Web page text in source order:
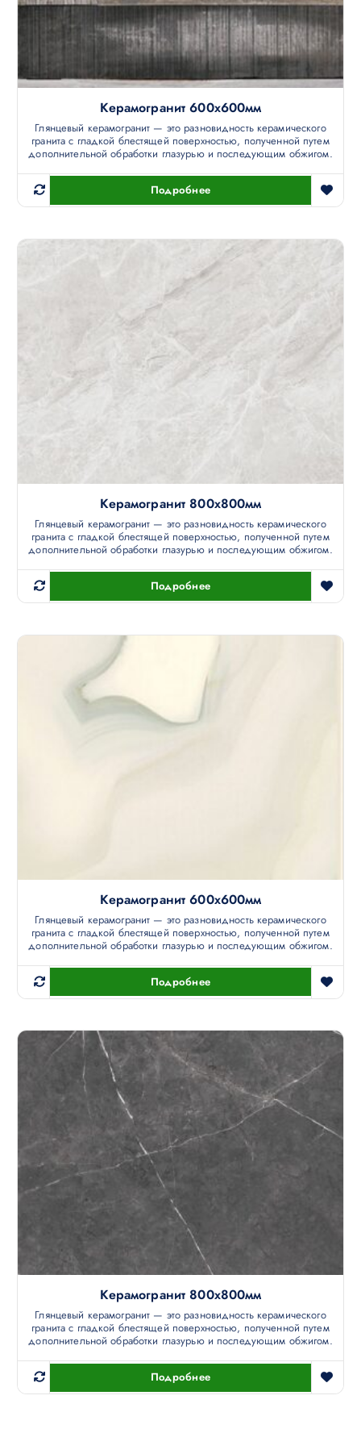
Керамогранит 600х600мм
Глянцевый керамогранит — это разновидность керамического
гранита с гладкой блестящей поверхностью, полученной путем
дополнительной обработки глазурью и последующим обжигом.
Подробнее
Керамогранит 800х800мм
Глянцевый керамогранит — это разновидность керамического
гранита с гладкой блестящей поверхностью, полученной путем
дополнительной обработки глазурью и последующим обжигом.
Подробнее
Керамогранит 600х600мм
Глянцевый керамогранит — это разновидность керамического
гранита с гладкой блестящей поверхностью, полученной путем
дополнительной обработки глазурью и последующим обжигом.
Подробнее
Керамогранит 800х800мм
Глянцевый керамогранит — это разновидность керамического
гранита с гладкой блестящей поверхностью, полученной путем
дополнительной обработки глазурью и последующим обжигом.
Подробнее